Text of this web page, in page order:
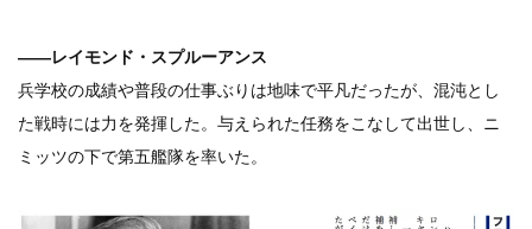
――レイモンド・スプルーアンス
兵学校の成績や普段の仕事ぶりは地味で平凡だったが、混沌とし
た戦時には力を発揮した。与えられた任務をこなして出世し、ニ
ミッツの下で第五艦隊を率いた。